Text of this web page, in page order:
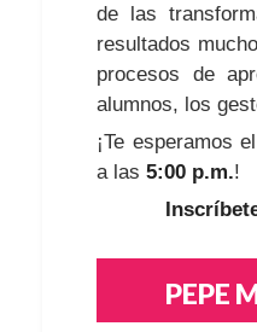
de las
resultados
procesos de
alumnos, los
¡Te esperamos
a las 5:00 p.m.!
PEPE